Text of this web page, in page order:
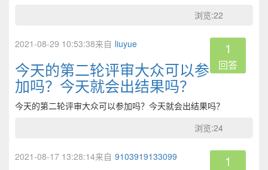
浏览:22
2021-08-29 10:53:38来自 liuyue
今天的第二轮评审大众可以参
加吗？今天就会出结果吗？
1
回答
今天的第二轮评审大众可以参加吗？今天就会出结果吗？
浏览:24
2021-08-17 13:28:14来自 9103919133099 1